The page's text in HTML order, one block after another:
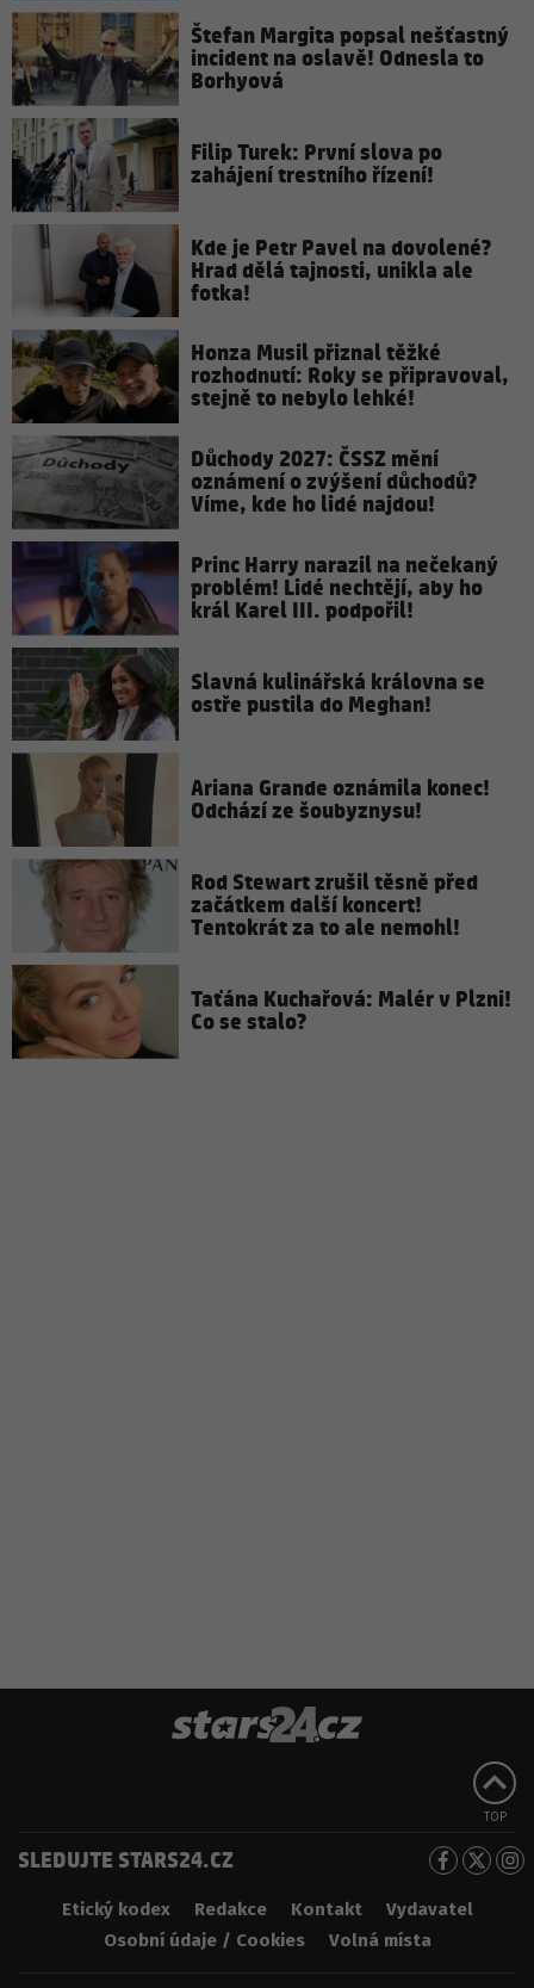
Štefan Margita popsal nešťastný
incident na oslavě! Odnesla to
Borhyová
Filip Turek: První slova po
zahájení trestního řízení!
Kde je Petr Pavel na dovolené?
Hrad dělá tajnosti, unikla ale
fotka!
Honza Musil přiznal těžké
rozhodnutí: Roky se připravoval,
stejně to nebylo lehké!
Důchody 2027: ČSSZ mění
oznámení o zvýšení důchodů?
Víme, kde ho lidé najdou!
Princ Harry narazil na nečekaný
problém! Lidé nechtějí, aby ho
král Karel III. podpořil!
Slavná kulinářská královna se
ostře pustila do Meghan!
Ariana Grande oznámila konec!
Odchází ze šoubyznysu!
Rod Stewart zrušil těsně před
začátkem další koncert!
Tentokrát za to ale nemohl!
Taťána Kuchařová: Malér v Plzni!
Co se stalo?
TOP
SLEDUJTE STARS24.CZ
Etický kodex Redakce Kontakt
Vydavatel
Osobní údaje / Cookies
Volná místa